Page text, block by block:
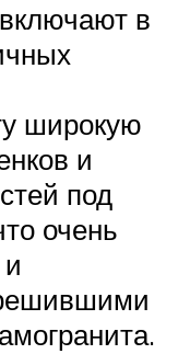
в
широкую
и
под
очень